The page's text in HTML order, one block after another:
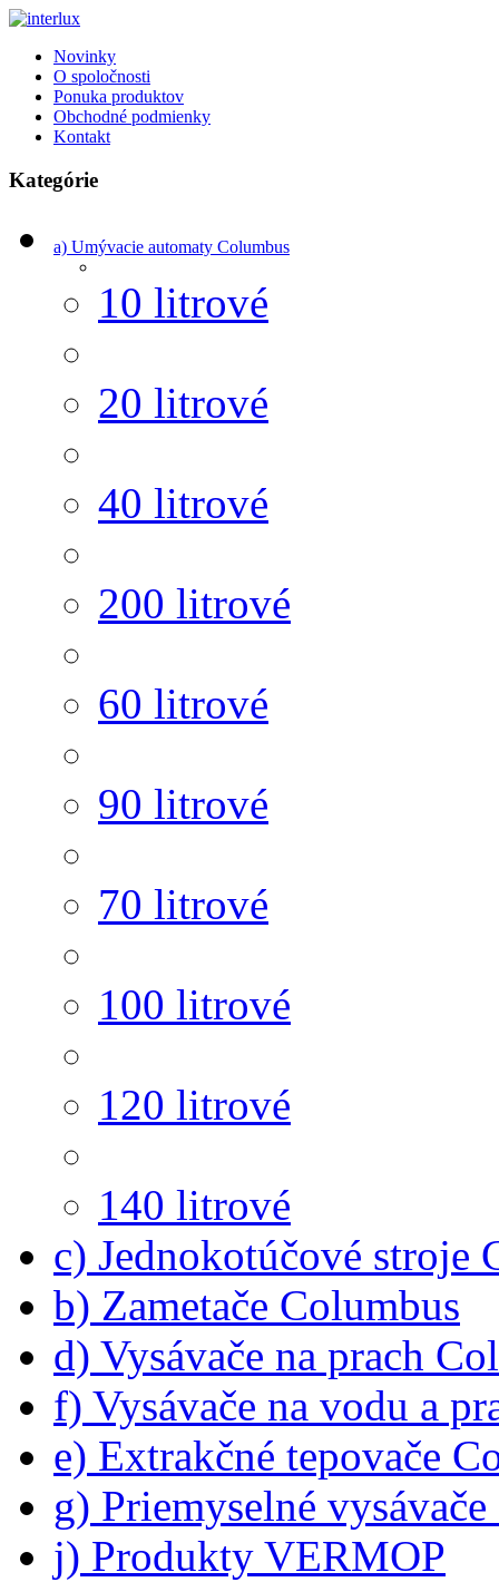
Novinky
O spoločnosti
Ponuka produktov
Obchodné podmienky
Kontakt
Kategórie
a) Umývacie automaty Columbus
10 litrové
20 litrové
40 litrové
200 litrové
60 litrové
90 litrové
70 litrové
100 litrové
120 litrové
140 litrové
c) Jednokotúčové stroje
b) Zametače Columbus
d) Vysávače na prach
f) Vysávače na vodu a
e) Extrakčné tepovače
g) Priemyselné
j) Produkty VERMOP